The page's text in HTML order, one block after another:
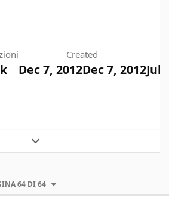
Created
Dec 7, 2012Dec 7, 2012Jul
Expand topic overview
64 DI 64